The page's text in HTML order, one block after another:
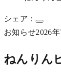
シェア：
お知らせ2026
ねんりん